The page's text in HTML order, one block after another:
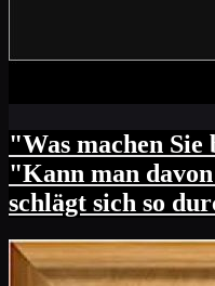
"Was machen
"Kann man
schlägt sich so